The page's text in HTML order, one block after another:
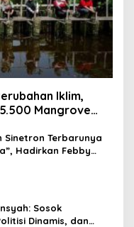
Iklim,
Mangrove
Sinetron Terbarunya
Hadirkan Febby
Sosok
Dinamis, dan